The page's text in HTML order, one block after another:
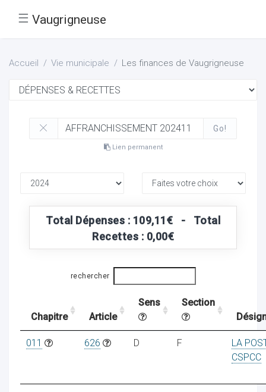
☰ Vaugrigneuse
Accueil Vie municipale Les finances de Vaugrigneuse
Go!
Lien permanent
Total Dépenses : 109,11€ - Total
Recettes : 0,00€
rechercher
Chapitre Article
Sens
Section
011 626 D F
LA
CSPCC